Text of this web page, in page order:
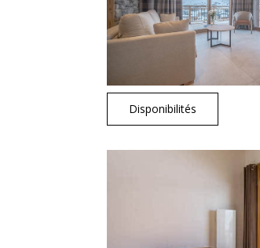
Disponibilités